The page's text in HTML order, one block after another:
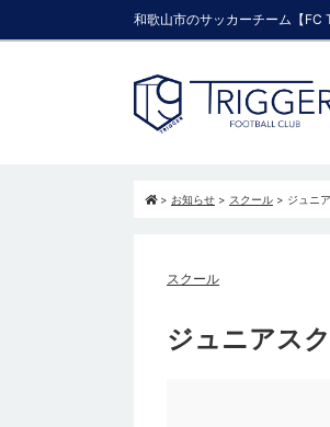
和歌山市のサッカーチーム【FC
> お知らせ > スクール > ジュニ
スクール
ジュニアス